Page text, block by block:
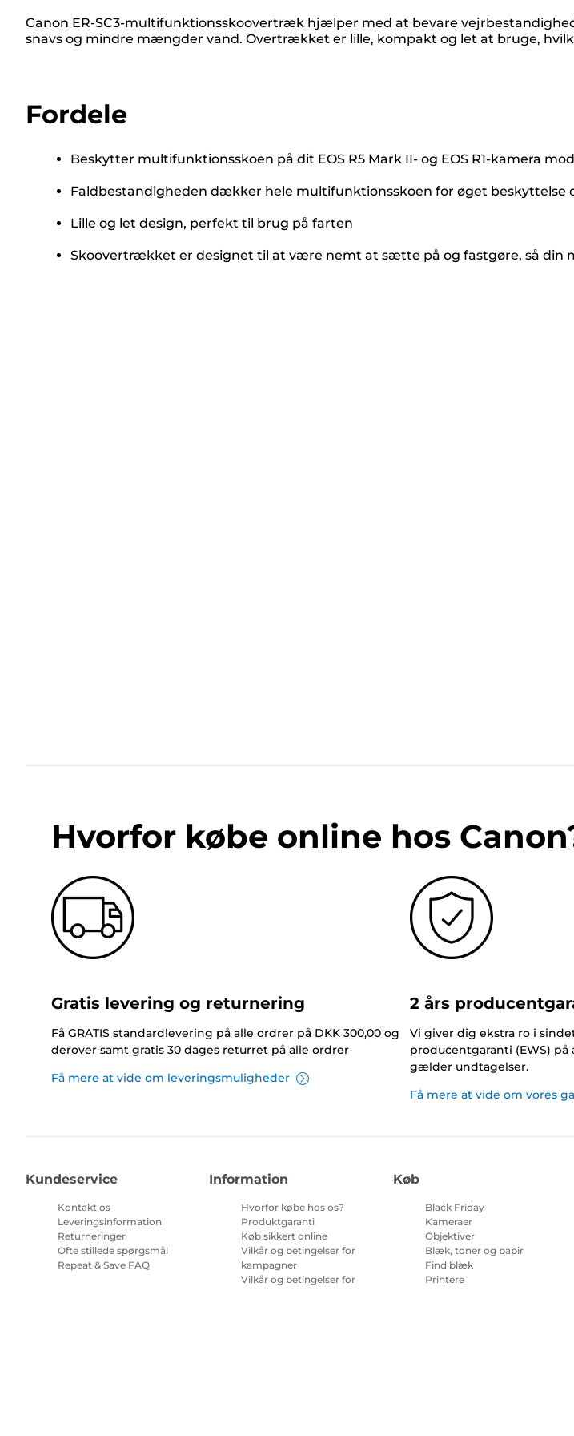
Canon ER-SC3-multifunktionsskoovertræk hjælper med at bevare
snavs og mindre mængder vand. Overtrækket er lille, kompakt og let at bruge,
Fordele
Beskytter multifunktionsskoen på dit EOS R5 Mark II- og EOS R1-kamera
Faldbestandigheden dækker hele multifunktionsskoen for øget beskyttelse
Lille og let design, perfekt til brug på farten
Skoovertrækket er designet til at være nemt at sætte på og fastgøre, så din
Hvorfor købe online hos
Gratis levering og returnering
Få GRATIS standardlevering på alle ordrer på DKK 300,00 og
derover samt gratis 30 dages returret på alle ordrer
Få mere at vide om leveringsmuligheder
2 års
Vi giver dig ekstra ro i
producentgaranti (EWS)
gælder undtagelser.
Få mere at vide om vores
Kundeservice
Kontakt os
Leveringsinformation
Returneringer
Ofte stillede spørgsmål
Repeat & Save FAQ
Information
Hvorfor købe hos os?
Produktgaranti
Køb sikkert online
Vilkår og betingelser for
kampagner
Vilkår og betingelser for
Køb
Black Friday
Kameraer
Objektiver
Blæk, toner og papir
Find blæk
Printere